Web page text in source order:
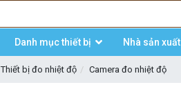
Danh mục thiết bị Nhà sản xuất
Thiết bị đo nhiệt độ Camera đo nhiệt độ